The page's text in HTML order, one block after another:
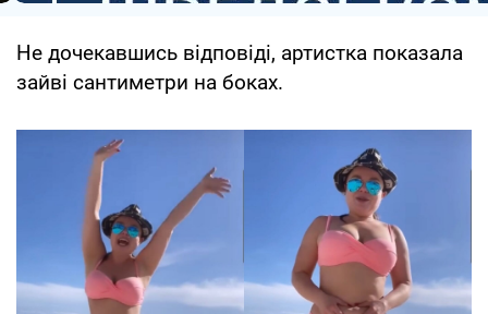
Не дочекавшись відповіді, артистка показала
зайві сантиметри на боках.